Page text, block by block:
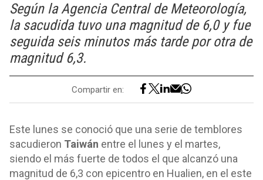
Según la Agencia Central de Meteorología,
la sacudida tuvo una magnitud de 6,0 y fue
seguida seis minutos más tarde por otra de
magnitud 6,3.
Compartir en:
Este lunes se conoció que una serie de temblores
sacudieron Taiwán entre el lunes y el martes,
siendo el más fuerte de todos el que alcanzó una
magnitud de 6,3 con epicentro en Hualien, en el este